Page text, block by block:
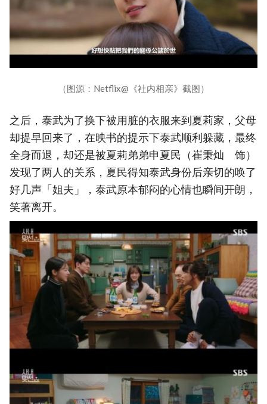
（图源：Netflix@《社内相亲》截图）
之后，泰武为了换下被用脏的衣服来到夏莉家，父母
却提早回来了，在映书的提示下泰武顺利躲藏，最终
全身而退，却还是被夏莉弟弟申夏民（崔秉灿 饰）
发现了两人的关系，夏民得知泰武身份后亲切的唤了
好几声「姐夫」，泰武原本郁闷的心情也瞬间开朗，
笑著离开。